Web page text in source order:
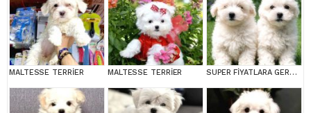
MALTESSE TERRİER MALTESSE TERRİER SUPER FİYATLARA GERÇEK MALTESE YAVRULAR